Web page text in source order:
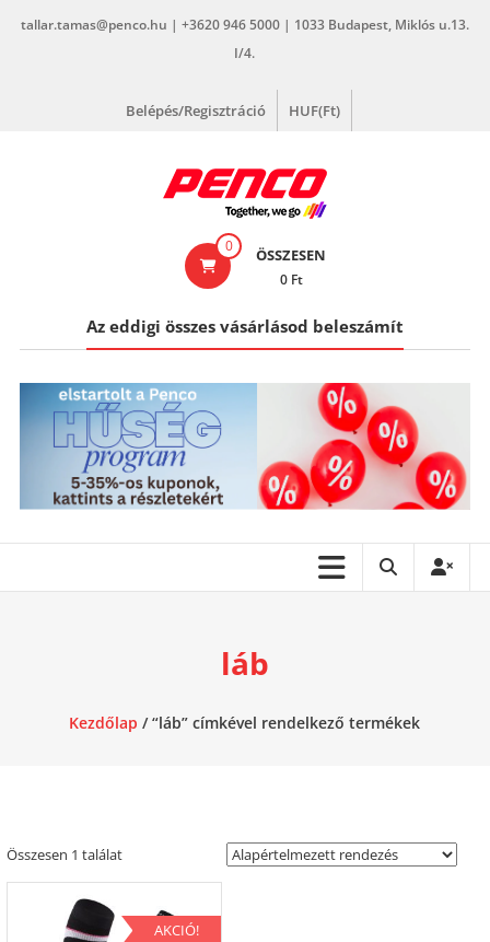
tallar.tamas@penco.hu | +3620 946 5000 | 1033 Budapest, Miklós u.13.
I/4.
Belépés/Regisztráció HUF(Ft)
0 ÖSSZESEN
0 Ft
Az eddigi összes vásárlásod beleszámít
láb
Kezdőlap / “láb” címkével rendelkező termékek
Összesen 1 találat
AKCIÓ!